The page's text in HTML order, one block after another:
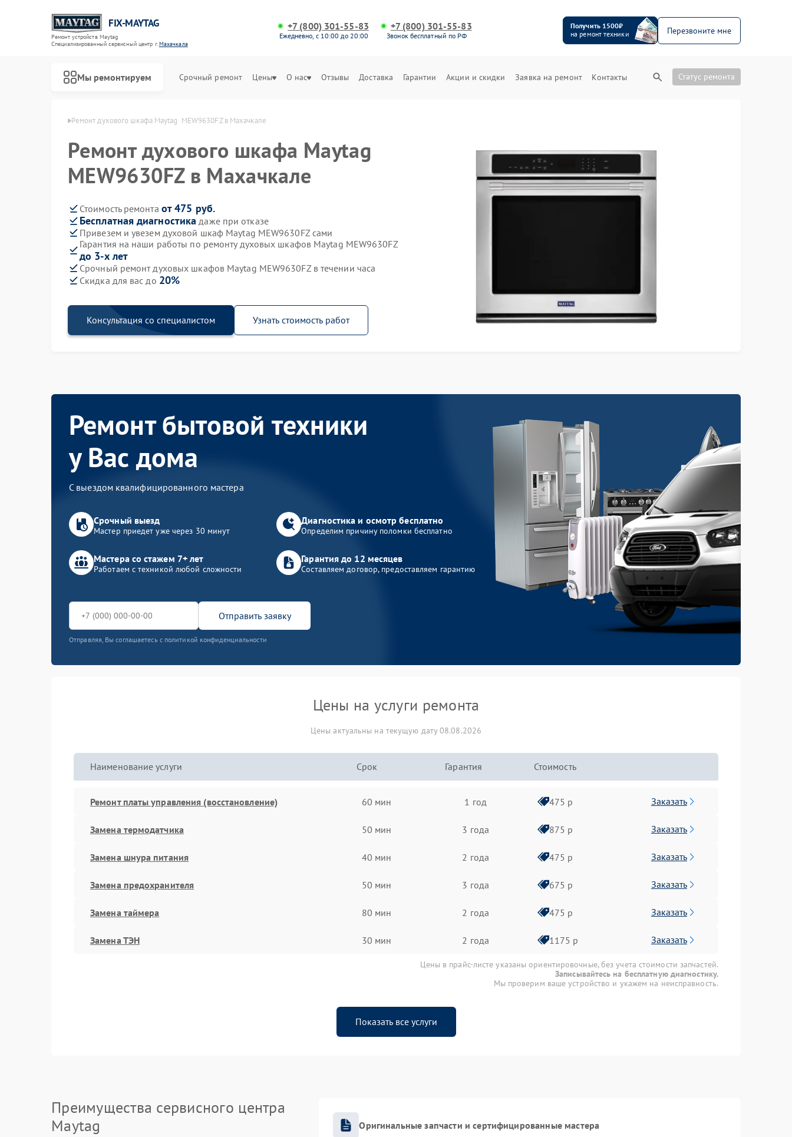
FIX-MAYTAG
Ремонт устройств Maytag
Специализированный cервисный центр г.Махачкала
+7 (800) 301-55-83
Ежедневно, с 10:00 до 20:00
+7 (800) 301-55-83
Звонок бесплатный по РФ
Получить 1500₽
на ремонт техники
Перезвоните мне
Мы ремонтируем Срочный ремонт Цены О нас Отзывы Доставка Гарантии Акции и скидки Заявка на ремонт Контакты Статус ремонта
Ремонт духового шкафа Maytag  MEW9630FZ в Махачкале
Ремонт духового шкафа Maytag
MEW9630FZ в Махачкале
Стоимость ремонта от 475 руб.
Бесплатная диагностика даже при отказе
Привезем и увезем духовой шкаф Maytag MEW9630FZ сами
Гарантия на наши работы по ремонту духовых шкафов Maytag MEW9630FZ
до 3-х лет
Срочный ремонт духовых шкафов Maytag MEW9630FZ в течении часа
Скидка для вас до 20%
Консультация со специалистом Узнать стоимость работ
Ремонт бытовой техники
у Вас дома
С выездом квалифицированного мастера
Срочный выезд
Мастер приедет уже через 30 минут
Диагностика и осмотр бесплатно
Определим причину поломки бесплатно
Мастера со стажем 7+ лет
Работаем с техникой любой сложности
Гарантия до 12 месяцев
Составляем договор, предоставляем гарантию
Отправить заявку
Отправляя, Вы соглашаетесь с политикой конфиденциальности
Цены на услуги ремонта
Цены актуальны на текущую дату 08.08.2026
Наименование услуги Срок Гарантия Стоимость
Ремонт платы управления (восстановление) 60 мин 1 год 475 р Заказать
Замена термодатчика 50 мин 3 года 875 р Заказать
Замена шнура питания 40 мин 2 года 475 р Заказать
Замена предохранителя 50 мин 3 года 675 р Заказать
Замена таймера 80 мин 2 года 475 р Заказать
Замена ТЭН 30 мин 2 года 1175 р Заказать
Цены в прайс-листе указаны ориентировочные, без учета стоимости запчастей.
Записывайтесь на бесплатную диагностику.
Мы проверим ваше устройство и укажем на неисправность.
Показать все услуги
Преимущества сервисного центра
Maytag
Оригинальные запчасти и сертифицированные мастера